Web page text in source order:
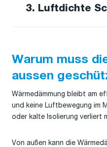
durch die
Wärmeenergie
unterschiedlichen
3. Luftdichte
Luft und
Warum muss
aussen
Wärmedämmung bleibt am
und keine Luftbewegung im
oder kalte Isolierung verliert
Von außen kann die